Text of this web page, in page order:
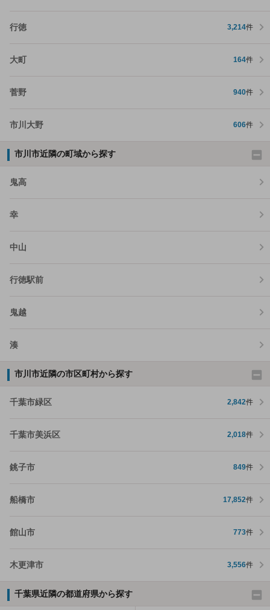
行徳 3,214件
大町 164件
菅野 940件
市川大野 606件
市川市近隣の町域から探す
鬼高
幸
中山
行徳駅前
鬼越
湊
市川市近隣の市区町村から探す
千葉市緑区 2,842件
千葉市美浜区 2,018件
銚子市 849件
船橋市 17,852件
館山市 773件
木更津市 3,556件
千葉県近隣の都道府県から探す